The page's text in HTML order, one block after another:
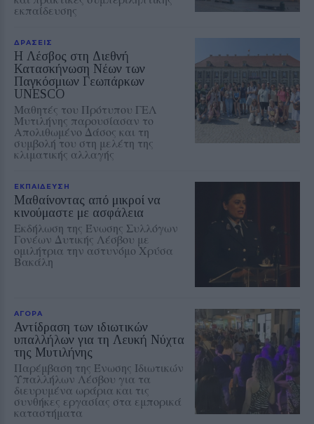
εκπαίδευσης
ΔΡΑΣΕΙΣ
Η Λέσβος στη Διεθνή
Κατασκήνωση Νέων των
Παγκόσμιων Γεωπάρκων
UNESCO
Μαθητές του Πρότυπου ΓΕΛ
Μυτιλήνης παρουσίασαν το
Απολιθωμένο Δάσος και τη
συμβολή του στη μελέτη της
κλιματικής αλλαγής
ΕΚΠΑΙΔΕΥΣΗ
Μαθαίνοντας από μικροί να
κινούμαστε με ασφάλεια
Εκδήλωση της Ένωσης Συλλόγων
Γονέων Δυτικής Λέσβου με
ομιλήτρια την αστυνόμο Χρύσα
Βακάλη
ΑΓΟΡΑ
Αντίδραση των ιδιωτικών
υπαλλήλων για τη Λευκή Νύχτα
της Μυτιλήνης
Παρέμβαση της Ένωσης Ιδιωτικών
Υπαλλήλων Λέσβου για τα
διευρυμένα ωράρια και τις
συνθήκες εργασίας στα εμπορικά
καταστήματα